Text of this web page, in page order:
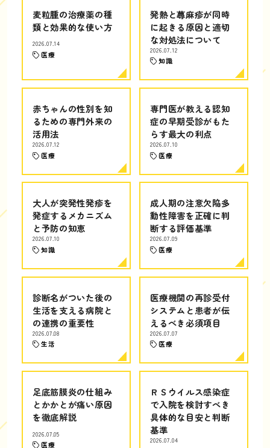
麦粒腫の治療薬の種
類と効果的な使い方
2026.07.14
医療
発熱と蕁麻疹が同時
に起きる原因と適切
な対処法について
2026.07.12
知識
赤ちゃんの性別を知
るための専門外来の
活用法
2026.07.12
医療
専門医が教える認知
症の早期受診がもた
らす最大の利点
2026.07.10
医療
大人が突発性発疹を
発症するメカニズム
と予防の知恵
2026.07.10
知識
成人期の注意欠陥多
動性障害を正確に判
断する評価基準
2026.07.09
医療
診断名がついた後の
生活を支える病院と
の連携の重要性
2026.07.08
生活
医療機関の再診受付
システムと患者が伝
えるべき必須項目
2026.07.07
医療
足底筋膜炎の仕組み
とかかとが痛い原因
を徹底解説
2026.07.05
医療
ＲＳウイルス感染症
で入院を検討すべき
具体的な目安と判断
基準
2026.07.04